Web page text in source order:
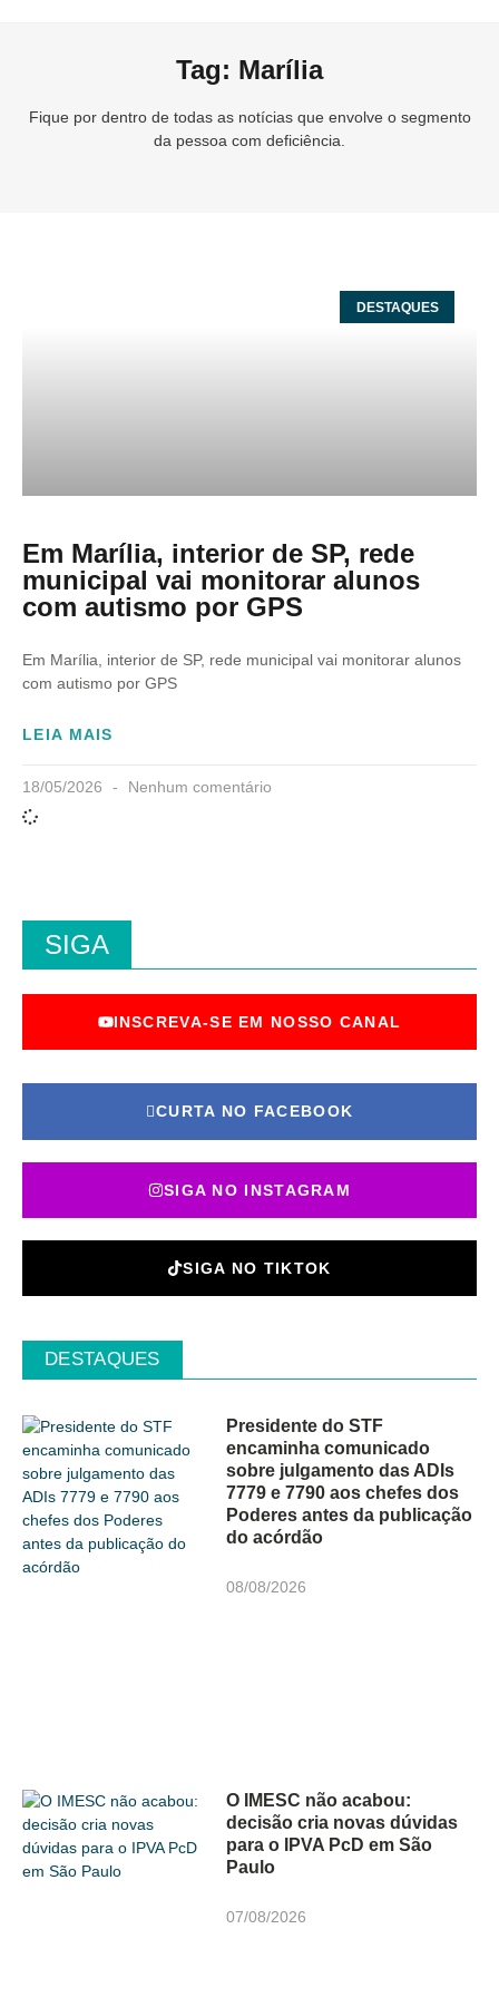
Tag: Marília
Fique por dentro de todas as notícias que envolve o segmento
da pessoa com deficiência.
DESTAQUES
Em Marília, interior de SP, rede
municipal vai monitorar alunos
com autismo por GPS
Em Marília, interior de SP, rede municipal vai monitorar alunos
com autismo por GPS
LEIA MAIS
18/05/2026 Nenhum comentário
SIGA
INSCREVA-SE EM NOSSO CANAL
CURTA NO FACEBOOK
SIGA NO INSTAGRAM
SIGA NO TIKTOK
DESTAQUES
Presidente do STF
encaminha comunicado
sobre julgamento das ADIs
7779 e 7790 aos chefes dos
Poderes antes da publicação
do acórdão
08/08/2026
O IMESC não acabou:
decisão cria novas dúvidas
para o IPVA PcD em São
Paulo
07/08/2026